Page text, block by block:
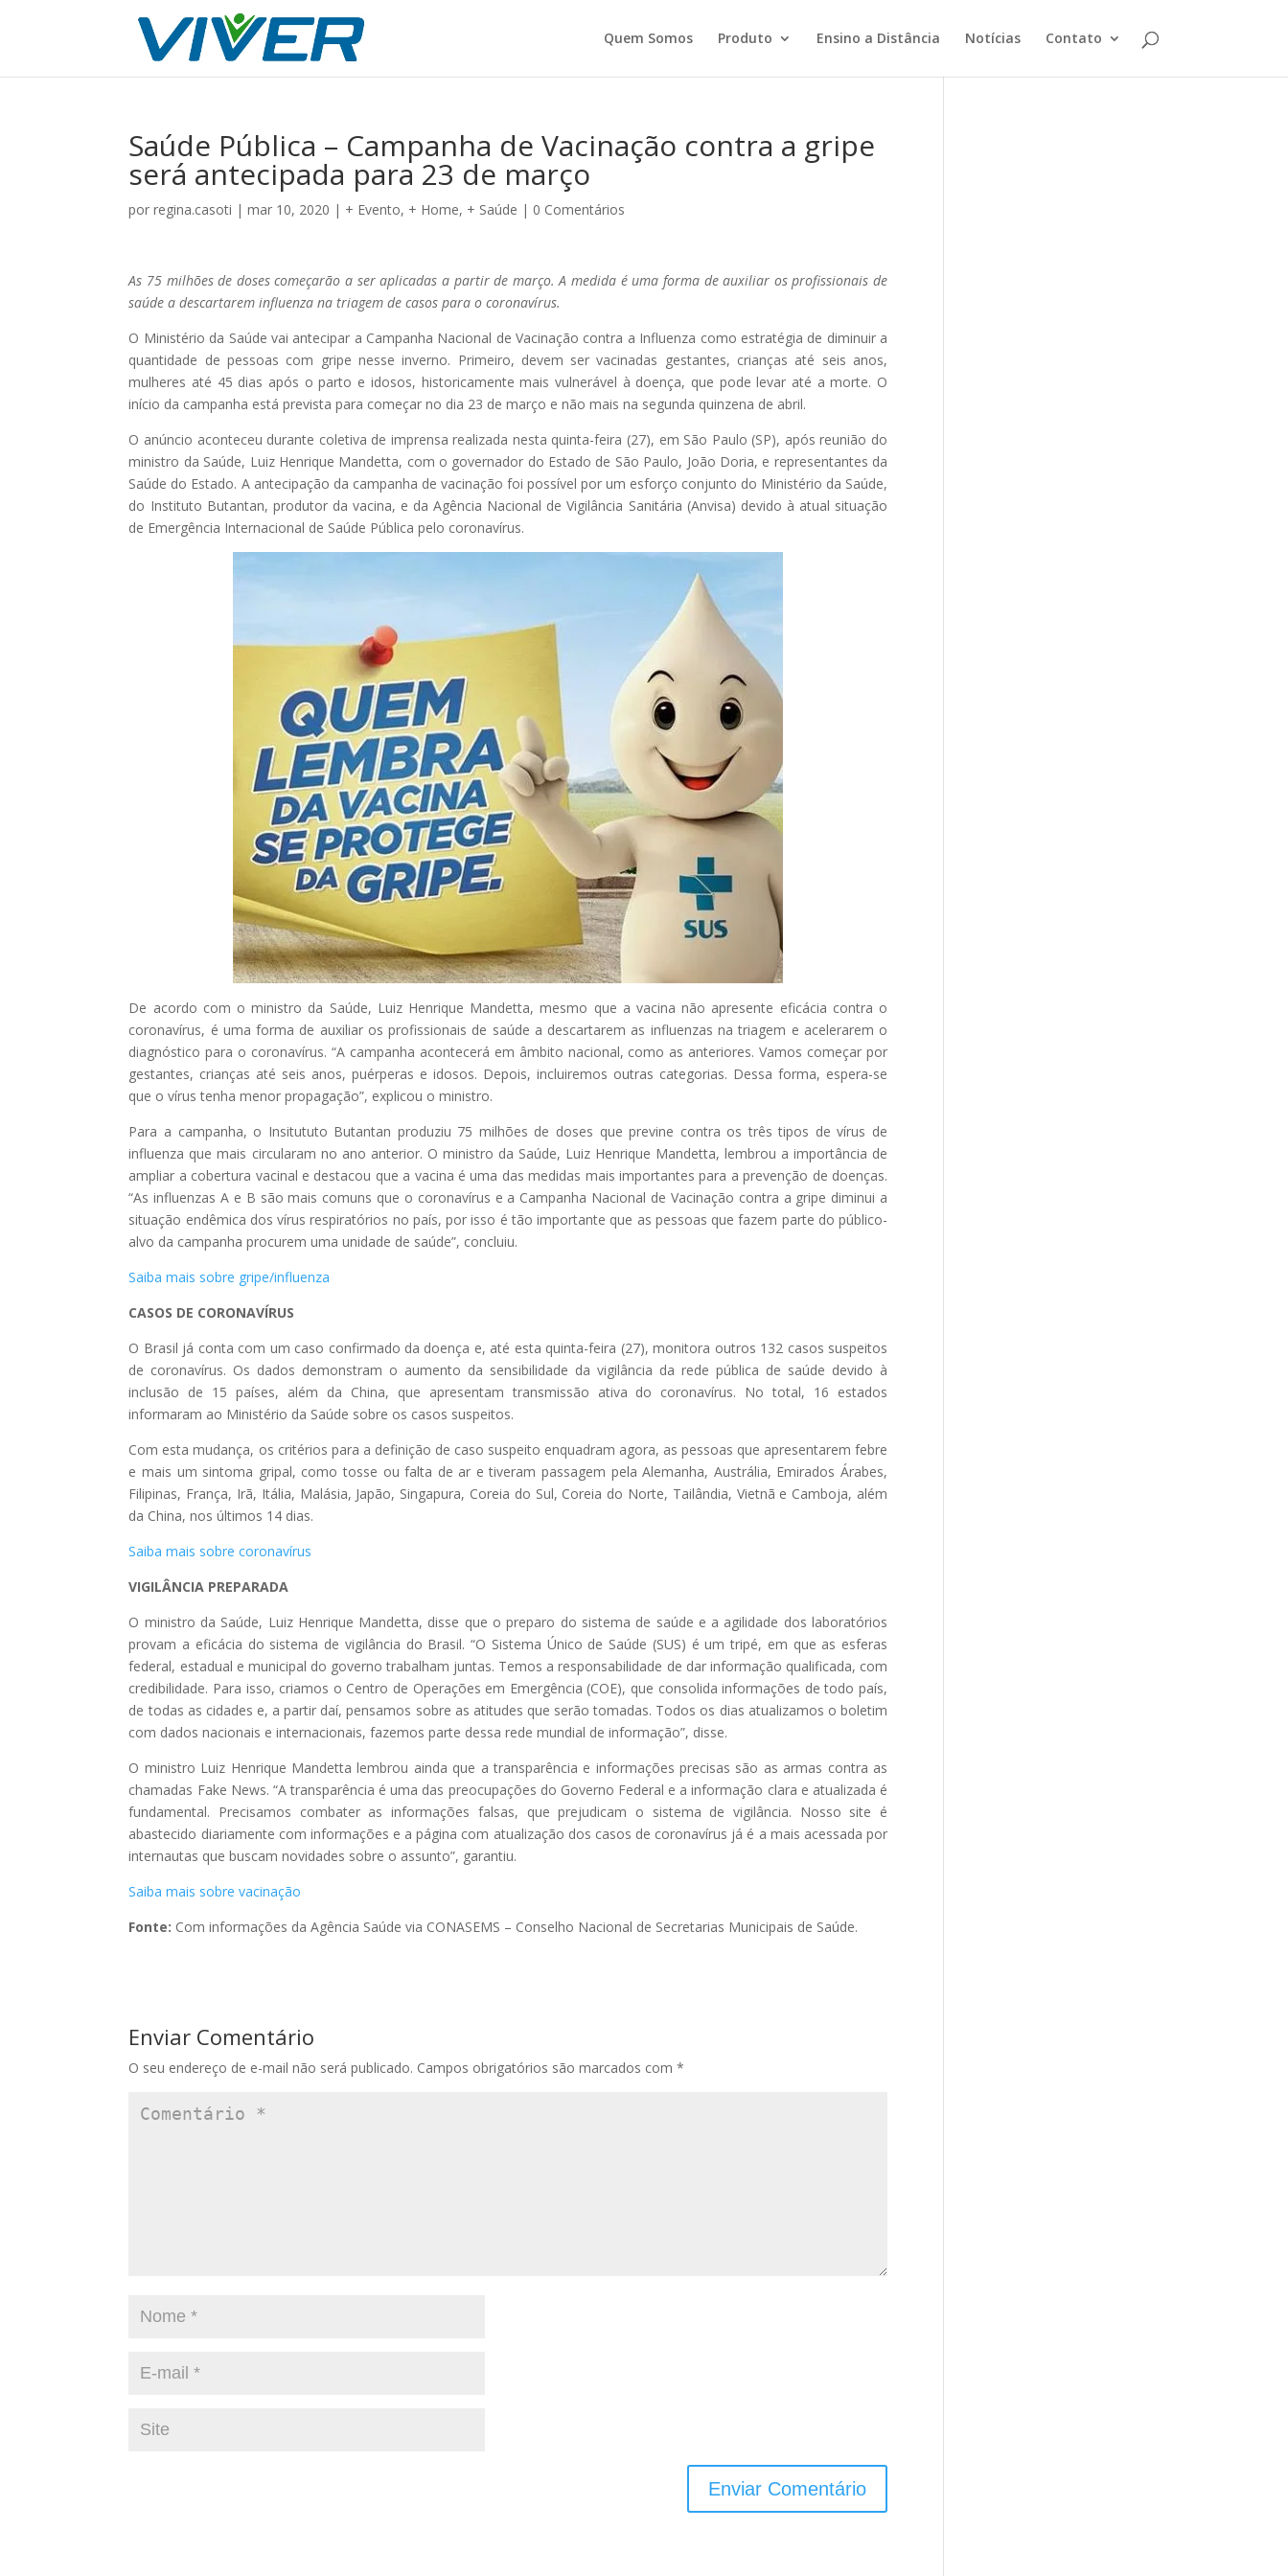
Quem Somos Produto Ensino a Distância Notícias Contato
Saúde Pública – Campanha de Vacinação contra a gripe
será antecipada para 23 de março
porregina.casoti |mar 10, 2020 | + Evento, + Home, + Saúde | 0 Comentários
As 75 milhões de doses começarão a ser aplicadas a partir de março. A medida é uma forma de auxiliar os profissionais de
saúde a descartarem influenza na triagem de casos para o coronavírus.
O Ministério da Saúde vai antecipar a Campanha Nacional de Vacinação contra a Influenza como estratégia de diminuir a
quantidade de pessoas com gripe nesse inverno. Primeiro, devem ser vacinadas gestantes, crianças até seis anos,
mulheres até 45 dias após o parto e idosos, historicamente mais vulnerável à doença, que pode levar até a morte. O
início da campanha está prevista para começar no dia 23 de março e não mais na segunda quinzena de abril.
O anúncio aconteceu durante coletiva de imprensa realizada nesta quinta-feira (27), em São Paulo (SP), após reunião do
ministro da Saúde, Luiz Henrique Mandetta, com o governador do Estado de São Paulo, João Doria, e representantes da
Saúde do Estado. A antecipação da campanha de vacinação foi possível por um esforço conjunto do Ministério da Saúde,
do Instituto Butantan, produtor da vacina, e da Agência Nacional de Vigilância Sanitária (Anvisa) devido à atual situação
de Emergência Internacional de Saúde Pública pelo coronavírus.
De acordo com o ministro da Saúde, Luiz Henrique Mandetta, mesmo que a vacina não apresente eficácia contra o
coronavírus, é uma forma de auxiliar os profissionais de saúde a descartarem as influenzas na triagem e acelerarem o
diagnóstico para o coronavírus. “A campanha acontecerá em âmbito nacional, como as anteriores. Vamos começar por
gestantes, crianças até seis anos, puérperas e idosos. Depois, incluiremos outras categorias. Dessa forma, espera-se
que o vírus tenha menor propagação”, explicou o ministro.
Para a campanha, o Insitututo Butantan produziu 75 milhões de doses que previne contra os três tipos de vírus de
influenza que mais circularam no ano anterior. O ministro da Saúde, Luiz Henrique Mandetta, lembrou a importância de
ampliar a cobertura vacinal e destacou que a vacina é uma das medidas mais importantes para a prevenção de doenças.
“As influenzas A e B são mais comuns que o coronavírus e a Campanha Nacional de Vacinação contra a gripe diminui a
situação endêmica dos vírus respiratórios no país, por isso é tão importante que as pessoas que fazem parte do público-
alvo da campanha procurem uma unidade de saúde”, concluiu.
Saiba mais sobre gripe/influenza
CASOS DE CORONAVÍRUS
O Brasil já conta com um caso confirmado da doença e, até esta quinta-feira (27), monitora outros 132 casos suspeitos
de coronavírus. Os dados demonstram o aumento da sensibilidade da vigilância da rede pública de saúde devido à
inclusão de 15 países, além da China, que apresentam transmissão ativa do coronavírus. No total, 16 estados
informaram ao Ministério da Saúde sobre os casos suspeitos.
Com esta mudança, os critérios para a definição de caso suspeito enquadram agora, as pessoas que apresentarem febre
e mais um sintoma gripal, como tosse ou falta de ar e tiveram passagem pela Alemanha, Austrália, Emirados Árabes,
Filipinas, França, Irã, Itália, Malásia, Japão, Singapura, Coreia do Sul, Coreia do Norte, Tailândia, Vietnã e Camboja, além
da China, nos últimos 14 dias.
Saiba mais sobre coronavírus
VIGILÂNCIA PREPARADA
O ministro da Saúde, Luiz Henrique Mandetta, disse que o preparo do sistema de saúde e a agilidade dos laboratórios
provam a eficácia do sistema de vigilância do Brasil. “O Sistema Único de Saúde (SUS) é um tripé, em que as esferas
federal, estadual e municipal do governo trabalham juntas. Temos a responsabilidade de dar informação qualificada, com
credibilidade. Para isso, criamos o Centro de Operações em Emergência (COE), que consolida informações de todo país,
de todas as cidades e, a partir daí, pensamos sobre as atitudes que serão tomadas. Todos os dias atualizamos o boletim
com dados nacionais e internacionais, fazemos parte dessa rede mundial de informação”, disse.
O ministro Luiz Henrique Mandetta lembrou ainda que a transparência e informações precisas são as armas contra as
chamadas Fake News. “A transparência é uma das preocupações do Governo Federal e a informação clara e atualizada é
fundamental. Precisamos combater as informações falsas, que prejudicam o sistema de vigilância. Nosso site é
abastecido diariamente com informações e a página com atualização dos casos de coronavírus já é a mais acessada por
internautas que buscam novidades sobre o assunto”, garantiu.
Saiba mais sobre vacinação
Fonte: Com informações da Agência Saúde via CONASEMS – Conselho Nacional de Secretarias Municipais de Saúde.
Enviar Comentário
O seu endereço de e-mail não será publicado. Campos obrigatórios são marcados com*